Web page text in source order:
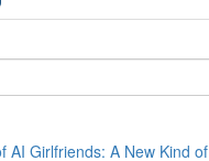
AI Girlfriends: A New Kind